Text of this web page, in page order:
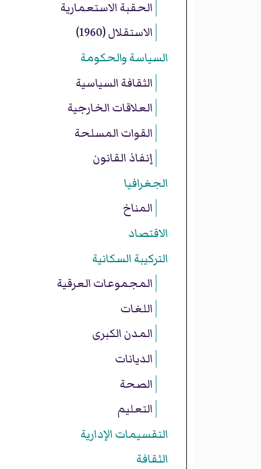
الحقبة الاستعمارية
الاستقلال (1960)
السياسة والحكومة
الثقافة السياسية
العلاقات الخارجية
القوات المسلحة
إنفاذ القانون
الجغرافيا
المناخ
الاقتصاد
التركيبة السكانية
المجموعات العرقية
اللغات
المدن الكبرى
الديانات
الصحة
التعليم
التقسيمات الإدارية
الثقافة